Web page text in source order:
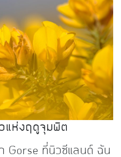
ห่งฤดูจุมพิต
Gorse ที่นิวซีแลนด์ ฉัน